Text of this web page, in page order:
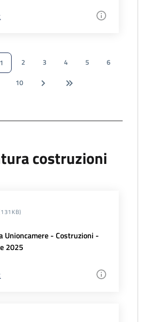
1 2 3 4 5
6
10
costruzioni
Unioncamere - Costruzioni -
2025